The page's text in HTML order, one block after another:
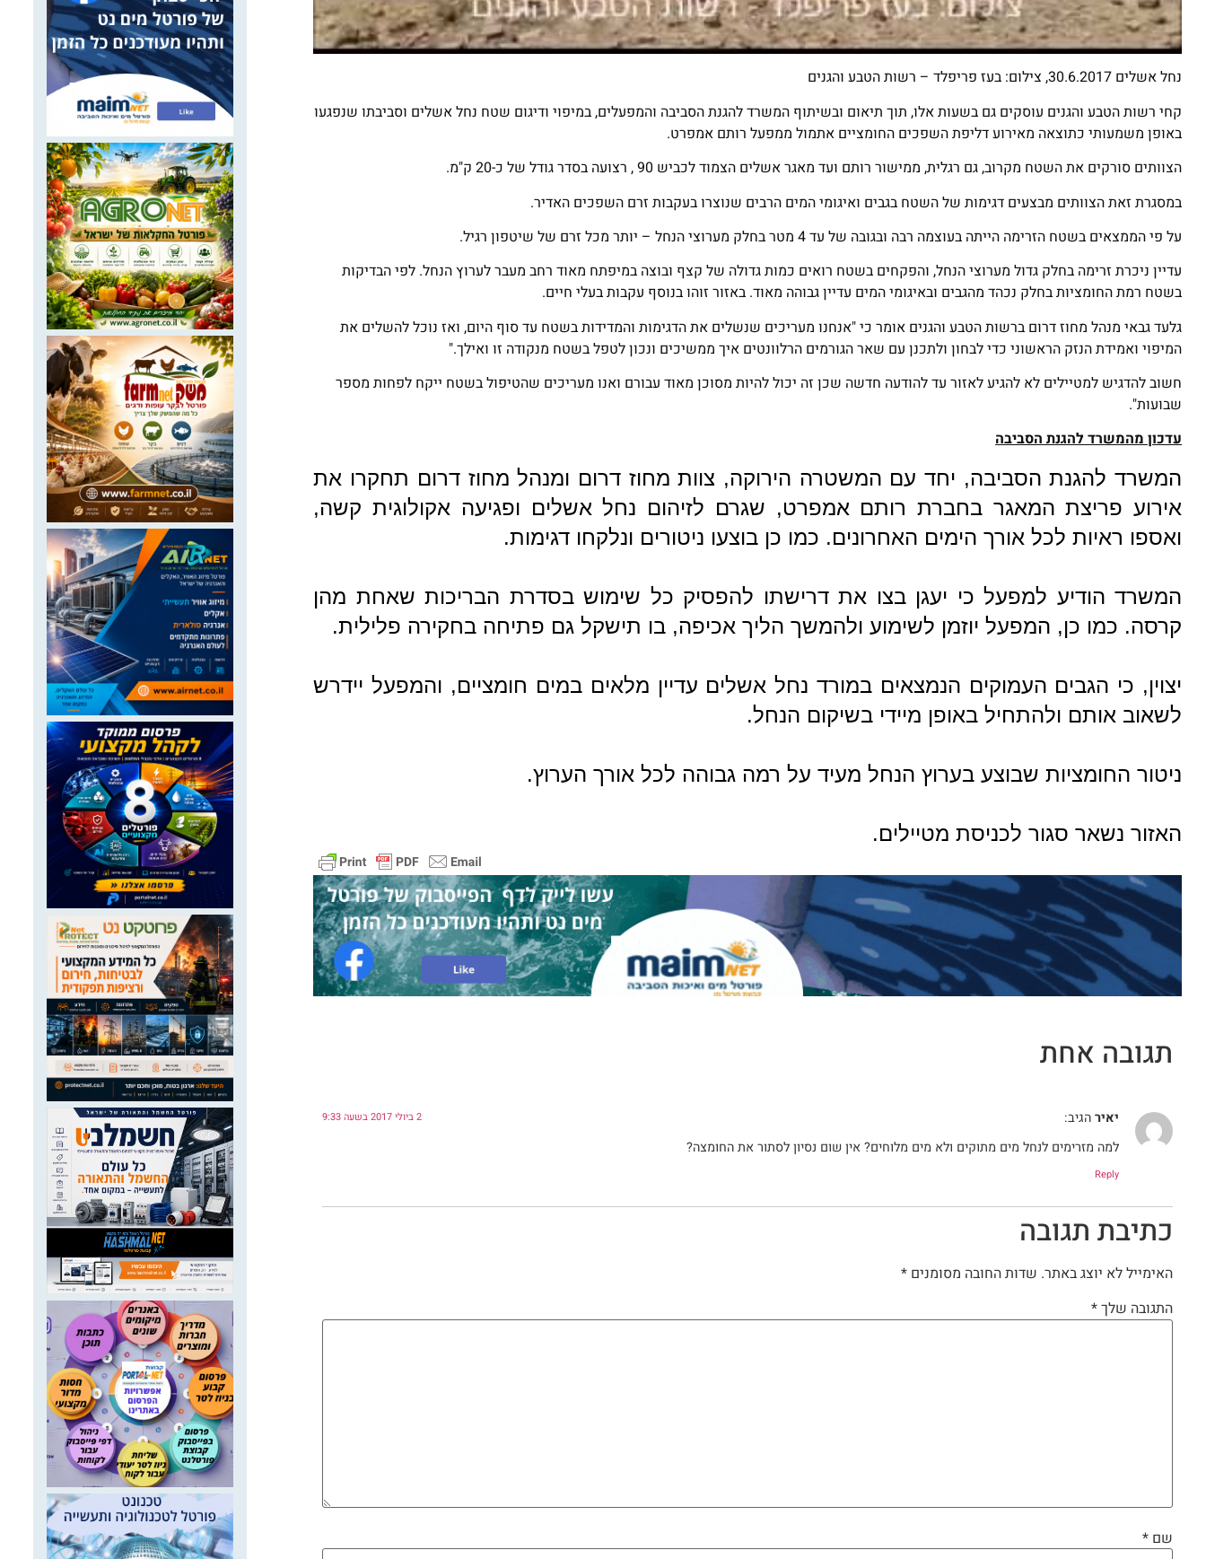
נחל אשלים 30.6.2017, צילום: בעז פריפלד – רשות הטבע והגנים
קחי רשות הטבע והגנים עוסקים גם בשעות אלו, תוך תיאום ובשיתוף המשרד להגנת הסביבה והמפעלים, במיפוי ודיגום שטח נחל אשלים וסביבתו שנפגעו
באופן משמעותי כתוצאה מאירוע דליפת השפכים החומציים אתמול ממפעל רותם אמפרט.
הצוותים סורקים את השטח מקרוב, גם רגלית, ממישור רותם ועד מאגר אשלים הצמוד לכביש 90 , רצועה בסדר גודל של כ-20 ק"מ.
במסגרת זאת הצוותים מבצעים דגימות של השטח בגבים ואיגומי המים הרבים שנוצרו בעקבות זרם השפכים האדיר.
על פי הממצאים בשטח הזרימה הייתה בעוצמה רבה ובגובה של עד 4 מטר בחלק מערוצי הנחל – יותר מכל זרם של שיטפון רגיל.
עדיין ניכרת זרימה בחלק גדול מערוצי הנחל, והפקחים בשטח רואים כמות גדולה של קצף ובוצה במיפתח מאוד רחב מעבר לערוץ הנחל. לפי הבדיקות
בשטח רמת החומציות בחלק נכהד מהגבים ובאיגומי המים עדיין גבוהה מאוד. באזור זוהו בנוסף עקבות בעלי חיים.
גלעד גבאי מנהל מחוז דרום ברשות הטבע והגנים אומר כי "אנחנו מעריכים שנשלים את הדגימות והמדידות בשטח עד סוף היום, ואז נוכל להשלים את
המיפוי ואמידת הנזק הראשוני כדי לבחון ולתכנן עם שאר הגורמים הרלוונטים איך ממשיכים ונכון לטפל בשטח מנקודה זו ואילך."
חשוב להדגיש למטיילים לא להגיע לאזור עד להודעה חדשה שכן זה יכול להיות מסוכן מאוד עבורם ואנו מעריכים שהטיפול בשטח ייקח לפחות מספר
שבועות".
עדכון מהמשרד להגנת הסביבה
המשרד להגנת הסביבה, יחד עם המשטרה הירוקה, צוות מחוז דרום ומנהל מחוז דרום תחקרו את
אירוע פריצת המאגר בחברת רותם אמפרט, שגרם לזיהום נחל אשלים ופגיעה אקולוגית קשה,
ואספו ראיות לכל אורך הימים האחרונים. כמו כן בוצעו ניטורים ונלקחו דגימות.
המשרד הודיע למפעל כי יעגן בצו את דרישתו להפסיק כל שימוש בסדרת הבריכות שאחת מהן
קרסה. כמו כן, המפעל יוזמן לשימוע ולהמשך הליך אכיפה, בו תישקל גם פתיחה בחקירה פלילית.
יצוין, כי הגבים העמוקים הנמצאים במורד נחל אשלים עדיין מלאים במים חומציים, והמפעל יידרש
לשאוב אותם ולהתחיל באופן מיידי בשיקום הנחל.
ניטור החומציות שבוצע בערוץ הנחל מעיד על רמה גבוהה לכל אורך הערוץ.
האזור נשאר סגור לכניסת מטיילים.
תגובה אחת
יאירהגיב: 2 ביולי 2017 בשעה 9:33
למה מזרימים לנחל מים מתוקים ולא מים מלוחים? אין שום נסיון לסתור את החומצה?
Reply
כתיבת תגובה
האימייל לא יוצג באתר. שדות החובה מסומנים *
התגובה שלך*
שם *